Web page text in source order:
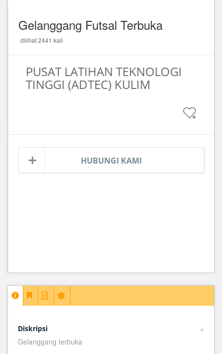
Gelanggang Futsal Terbuka
dilihat 2441 kali
PUSAT LATIHAN TEKNOLOGI
TINGGI (ADTEC) KULIM
HUBUNGI KAMI
Diskripsi
Gelanggang terbuka